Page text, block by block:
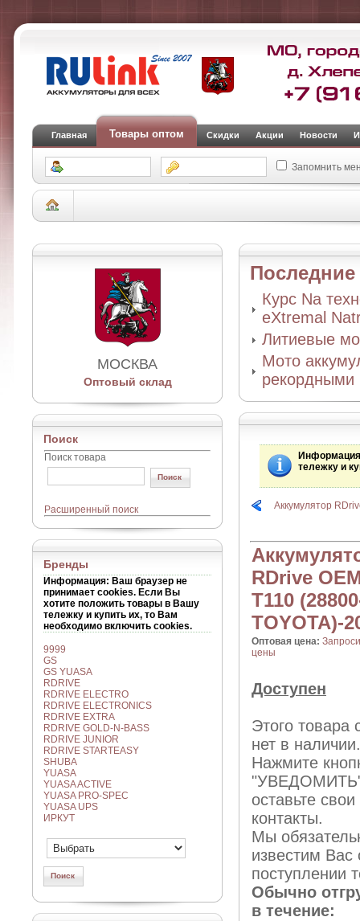
Главная Товары оптом Скидки Акции Новости
Запомнить
АКБ для легковых автомобилей и внедорожников
OEM EFB-T110 (28800-36150 TOYOTA)-2022
МОСКВА
Оптовый склад
Поиск
Поиск товара
Расширенный поиск
Бренды
Информация: Ваш браузер не
принимает cookies. Если Вы
хотите положить товары в Вашу
тележку и купить их, то Вам
необходимо включить cookies.
9999
GS
GS YUASA
RDRIVE
RDRIVE ELECTRO
RDRIVE ELECTRONICS
RDRIVE EXTRA
RDRIVE GOLD-N-BASS
RDRIVE JUNIOR
RDRIVE STARTEASY
SHUBA
YUASA
YUASA ACTIVE
YUASA PRO-SPEC
YUASA UPS
ИРКУТ
Последние
Курс Na
eXtremal
Литиевые
Мото
рекордными
Информация
тележку и
Аккумулятор
RDrive
T110
TOYOTA)-
Оптовая цена:
цены
Доступен
Этого товара
нет в наличии.
Нажмите
оставьте свои
контакты.
Мы
известим Вас
поступлении
Обычно
в течение: